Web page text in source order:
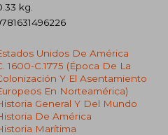
kg.
Unidos De América
1600-C.1775 (época De La
Y El Asentamiento
En Norteamérica)
General Y Del Mundo
De América
Marítima